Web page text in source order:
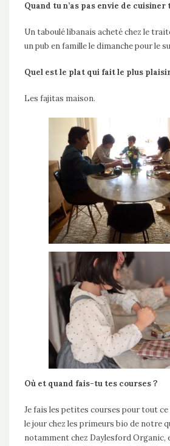
Quand tu n’as pas envie de cuisiner
Un taboulé libanais acheté chez le
un pub en famille le dimanche pour le
Quel est le plat qui fait le plus
Les fajitas maison.
Où et quand fais-tu tes courses ?
Je fais les petites courses pour tout
le jour chez les primeurs bio de notre
notamment chez Daylesford Organic,